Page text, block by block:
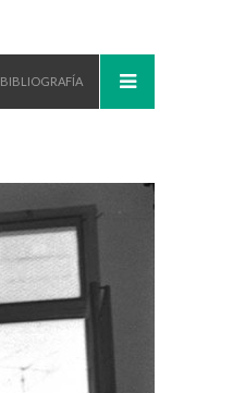
BIBLIOGRAFÍA